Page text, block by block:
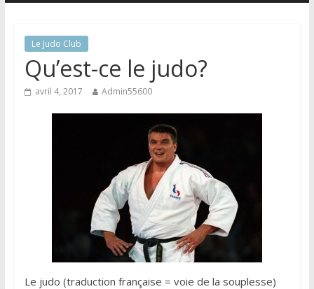
Le Judo Club
Qu’est-ce le judo?
avril 4, 2017 Admin55600
Le judo (traduction française = voie de la souplesse)